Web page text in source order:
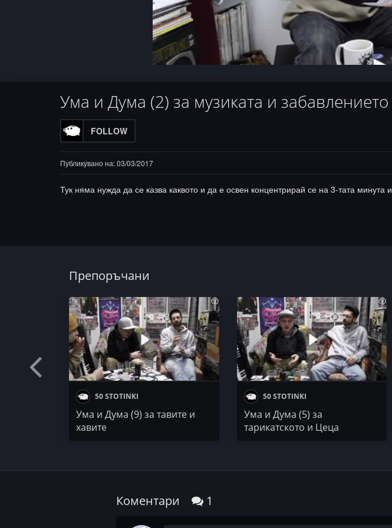
Unmute Loaded
0%
Progress:
0%
Ума и Дума (2) за музиката и забавлението
FOLLOW
Публикувано на: 03/03/2017
Тук няма нужда да се казва каквото и да е освен концентрирай се на 3-тата минута
Препоръчани
50 STOTINKI
Ума и Дума (9) за тавите и
хавите
50 STOTINKI
Ума и Дума (5) за
тарикатското и Цеца
Коментари 1